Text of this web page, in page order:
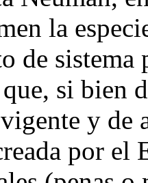
la
de
si bien
y de
por el